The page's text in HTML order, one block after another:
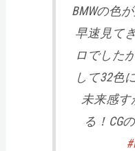
BMWの色
早速見て
ロでした
して32色
未来感
る！CG